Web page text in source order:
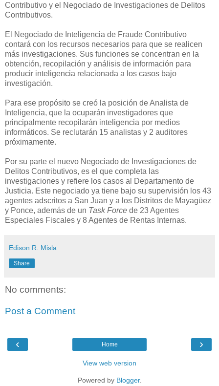
Contributivo y el Negociado de Investigaciones de Delitos
Contributivos.
El Negociado de Inteligencia de Fraude Contributivo
contará con los recursos necesarios para que se realicen
más investigaciones. Sus funciones se concentran en la
obtención, recopilación y análisis de información para
producir inteligencia relacionada a los casos bajo
investigación.
Para ese propósito se creó la posición de Analista de
Inteligencia, que la ocuparán investigadores que
principalmente recopilarán inteligencia por medios
informáticos. Se reclutarán 15 analistas y 2 auditores
próximamente.
Por su parte el nuevo Negociado de Investigaciones de
Delitos Contributivos, es el que completa las
investigaciones y refiere los casos al Departamento de
Justicia. Este negociado ya tiene bajo su supervisión los 43
agentes adscritos a San Juan y a los Distritos de Mayagϋez
y Ponce, además de un Task Force de 23 Agentes
Especiales Fiscales y 8 Agentes de Rentas Internas.
Edison R. Misla
Share
No comments:
Post a Comment
‹ ›
Home
View web version
Powered by Blogger.